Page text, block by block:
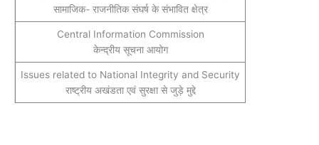
सामाजिक- राजनीतिक संघर्ष के संभावित क्षेत्र
Central Information Commission
केन्द्रीय सूचना आयोग
Issues related to National Integrity and Security
राष्ट्रीय अखंडता एवं सुरक्षा से जुड़े मुद्दे